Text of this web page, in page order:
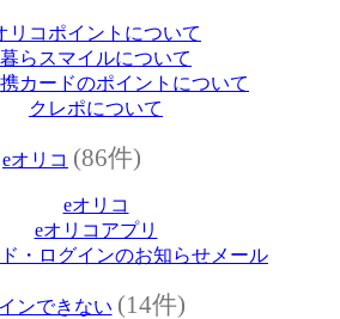
リコポイントについて
暮らスマイルについて
カードのポイントについて
クレポについて
eオリコ (86件)
eオリコ
eオリコアプリ
・ログインのお知らせメール
ンできない (14件)